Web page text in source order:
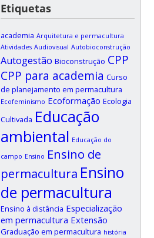
Etiquetas
academia Arquitetura e permacultura
Atividades Audiovisual Autobioconstrução
Autogestão Bioconstrução CPP
CPP para academia Curso
de planejamento em permacultura
Ecofeminismo Ecoformação Ecologia
Cultivada Educação
ambiental Educação do
campo Ensino Ensino de
permacultura Ensino
de permacultura
Ensino à distância Especialização
em permacultura Extensão
Graduação em permacultura história